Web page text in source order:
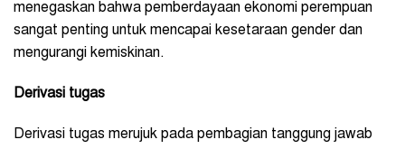
menegaskan bahwa pemberdayaan ekonomi perempuan
sangat penting untuk mencapai kesetaraan gender dan
mengurangi kemiskinan.
Derivasi tugas
Derivasi tugas merujuk pada pembagian tanggung jawab